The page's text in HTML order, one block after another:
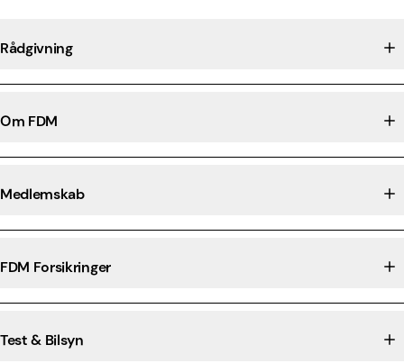
Rådgivning
Om FDM
Medlemskab
FDM Forsikringer
Test & Bilsyn